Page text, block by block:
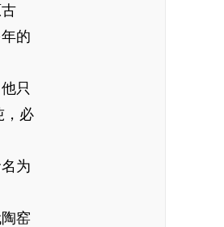
的
只
，必
为
窑